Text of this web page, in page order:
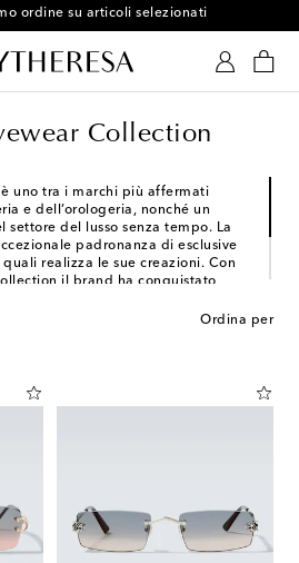
ordine su articoli selezionati
Collection
uno tra i marchi più affermati
e dell’orologeria, nonché un
settore del lusso senza tempo. La
padronanza di esclusive
realizza le sue creazioni. Con
il brand ha conquistato
propone montature raffinate e
Ordina per